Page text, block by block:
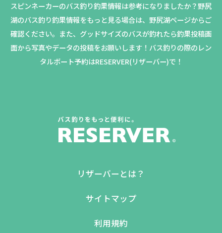
スピンネーカーのバス釣り釣果情報は参考になりましたか？野尻
湖のバス釣り釣果情報をもっと見る場合は、野尻湖ページからご
確認ください。 また、グッドサイズのバスが釣れたら釣果投稿画
面から写真やデータの投稿をお願いします！バス釣りの際のレン
タルボート予約はRESERVER(リザーバー)で！
リザーバーとは？
サイトマップ
利用規約